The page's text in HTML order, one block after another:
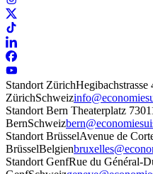
Standort ZürichHegibachstrasse
ZürichSchweiz
Standort Bern Theaterplatz 7
BernSchweiz
Standort BrüsselAvenue de
BrüsselBelgien
Standort GenfRue du Général-